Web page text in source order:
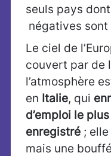
seuls pays
négatives sont
Le ciel de
couvert par de
l’atmosphère
en Italie, qui
d’emploi le
enregistré ;
mais une